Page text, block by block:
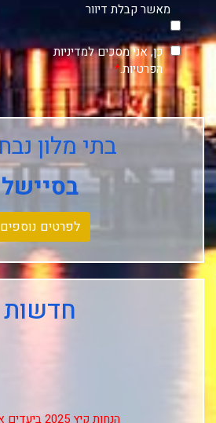
מאשר קבלת דיוור
כן, אני מסכים למדיניות
הפרטיות.*
בתי מלון
בסיישל
לפרטים נוספים
חדשות
הנחות קיץ 2025 ביעדים אקזוטיים